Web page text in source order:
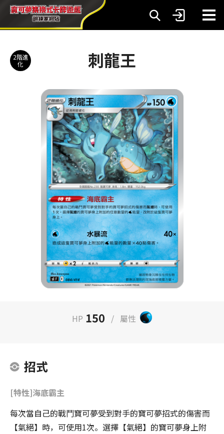
2階進
化
刺龍王
HP 150 / 屬性
招式
[特性]海底霸主
每次當自己的戰鬥寶可夢受到對手的寶可夢招式的傷害而
【氣絕】時，可使用1次。選擇【氣絕】的寶可夢身上附